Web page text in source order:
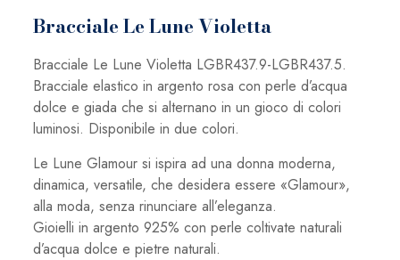
Bracciale Le Lune Violetta
Bracciale Le Lune Violetta LGBR437.9-LGBR437.5.
Bracciale elastico in argento rosa con perle d’acqua
dolce e giada che si alternano in un gioco di colori
luminosi. Disponibile in due colori.
Le Lune Glamour si ispira ad una donna moderna,
dinamica, versatile, che desidera essere «Glamour»,
alla moda, senza rinunciare all’eleganza.
Gioielli in argento 925% con perle coltivate naturali
d’acqua dolce e pietre naturali.